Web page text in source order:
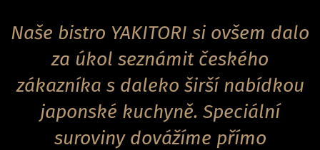
Naše bistro YAKITORI si ovšem dalo
za úkol seznámit českého
zákazníka s daleko širší nabídkou
japonské kuchyně. Speciální
suroviny dovážíme přímo